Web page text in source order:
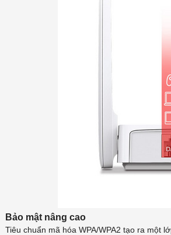
Bảo mật nâng cao
Tiêu chuẩn mã hóa WPA/WPA2 tạo ra một